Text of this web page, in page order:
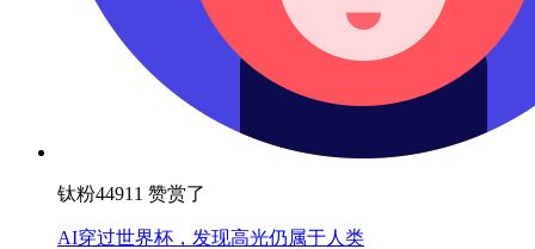
钛粉44911 赞赏了
AI穿过世界杯，发现高光仍属于人类